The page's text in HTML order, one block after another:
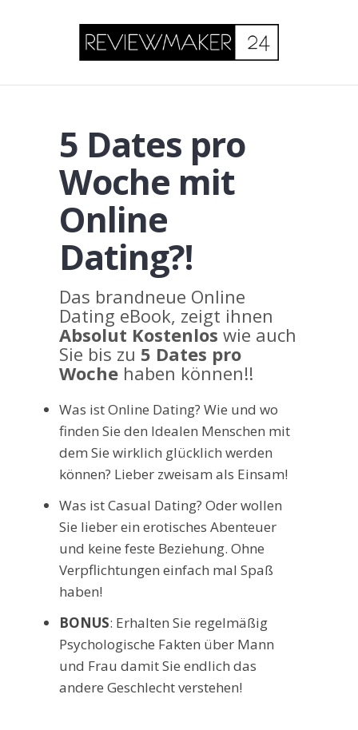
5 Dates pro
Woche mit
Online
Dating?!
Das brandneue Online
Dating eBook, zeigt ihnen
Absolut Kostenlos wie auch
Sie bis zu 5 Dates pro
Woche haben können!!
Was ist Online Dating? Wie und wo
finden Sie den Idealen Menschen mit
dem Sie wirklich glücklich werden
können? Lieber zweisam als Einsam!
Was ist Casual Dating? Oder wollen
Sie lieber ein erotisches Abenteuer
und keine feste Beziehung. Ohne
Verpflichtungen einfach mal Spaß
haben!
BONUS: Erhalten Sie regelmäßig
Psychologische Fakten über Mann
und Frau damit Sie endlich das
andere Geschlecht verstehen!